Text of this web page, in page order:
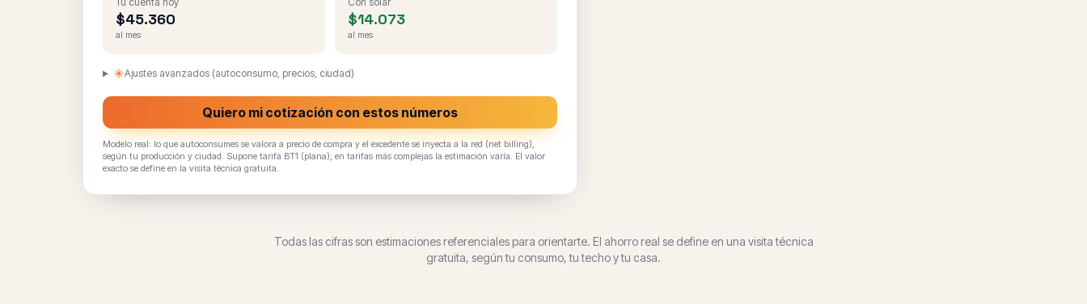
$45.360
al mes
$14.073
al mes
Ajustes avanzados (autoconsumo, precios, ciudad)
Quiero mi cotización con estos números
Modelo real: lo que autoconsumes se valora a precio de compra y el excedente se inyecta a la red (net billing),
según tu producción y ciudad. Supone tarifa BT1 (plana); en tarifas más complejas la estimación varía. El valor
exacto se define en la visita técnica gratuita.
Todas las cifras son estimaciones referenciales para orientarte. El ahorro real se define en una visita técnica
gratuita, según tu consumo, tu techo y tu casa.